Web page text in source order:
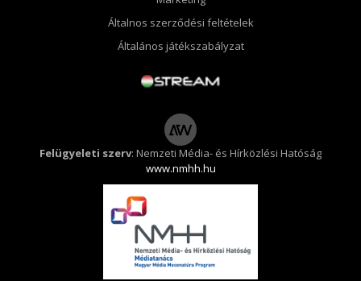
Általnos szerződési feltételek
Általános játékszabályzat
Felügyeleti szerv: Nemzeti Média- és Hírközlési Hatóság
www.nmhh.hu